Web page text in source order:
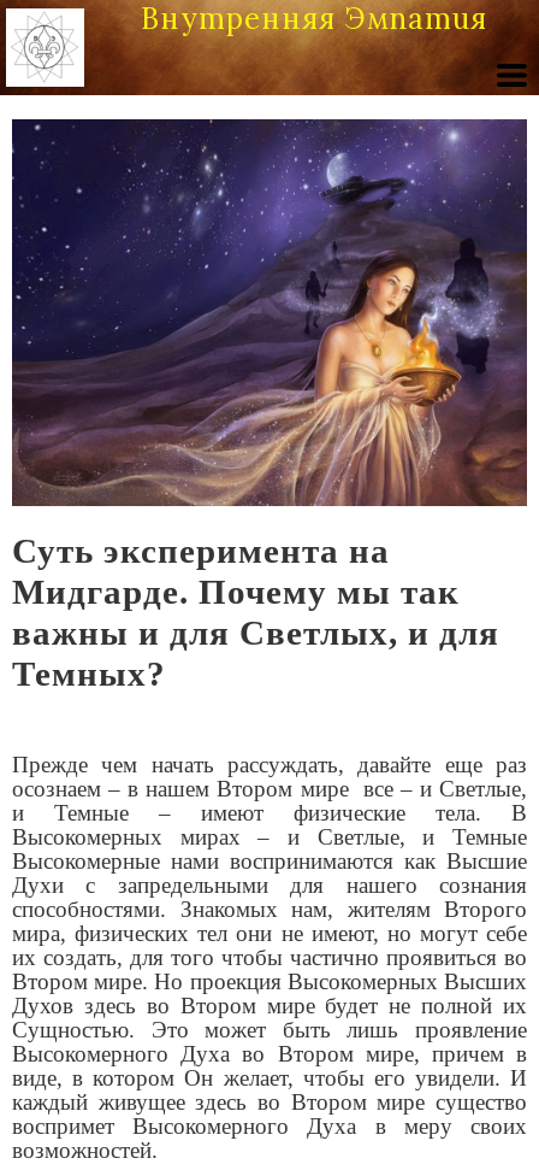
Внутренняя Эмпатия
Суть эксперимента на
Мидгарде. Почему мы так
важны и для Светлых, и для
Темных?
Прежде чем начать рассуждать, давайте еще раз
осознаем – в нашем Втором мире все – и Светлые,
и Темные – имеют физические тела. В
Высокомерных мирах – и Светлые, и Темные
Высокомерные нами воспринимаются как Высшие
Духи с запредельными для нашего сознания
способностями. Знакомых нам, жителям Второго
мира, физических тел они не имеют, но могут себе
их создать, для того чтобы частично проявиться во
Втором мире. Но проекция Высокомерных Высших
Духов здесь во Втором мире будет не полной их
Сущностью. Это может быть лишь проявление
Высокомерного Духа во Втором мире, причем в
виде, в котором Он желает, чтобы его увидели. И
каждый живущее здесь во Втором мире существо
воспримет Высокомерного Духа в меру своих
возможностей.